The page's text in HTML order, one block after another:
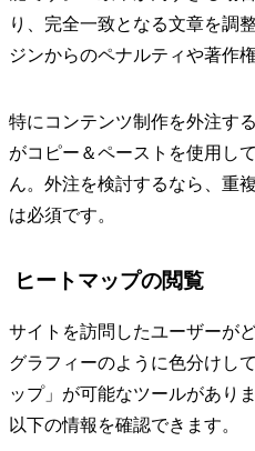
り、完全一致となる文章を調
ジンからのペナルティや著作
特にコンテンツ制作を外注す
がコピー＆ペーストを使用し
ん。外注を検討するなら、重
は必須です。
ヒートマップの閲覧
サイトを訪問したユーザーが
グラフィーのように色分けし
ップ」が可能なツールがあり
以下の情報を確認できます。